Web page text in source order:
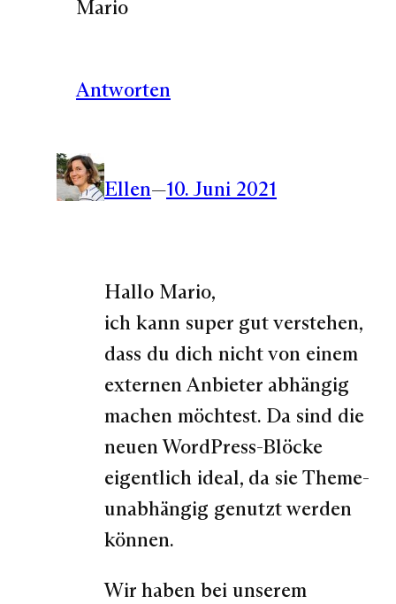
Mario
Antworten
Ellen—10. Juni 2021
Hallo Mario,
ich kann super gut verstehen,
dass du dich nicht von einem
externen Anbieter abhängig
machen möchtest. Da sind die
neuen WordPress-Blöcke
eigentlich ideal, da sie Theme-
unabhängig genutzt werden
können.
Wir haben bei unserem